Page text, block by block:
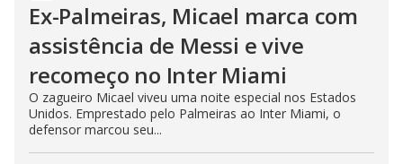
Ex-Palmeiras, Micael marca com
assistência de Messi e vive
recomeço no Inter Miami
O zagueiro Micael viveu uma noite especial nos Estados
Unidos. Emprestado pelo Palmeiras ao Inter Miami, o
defensor marcou seu...